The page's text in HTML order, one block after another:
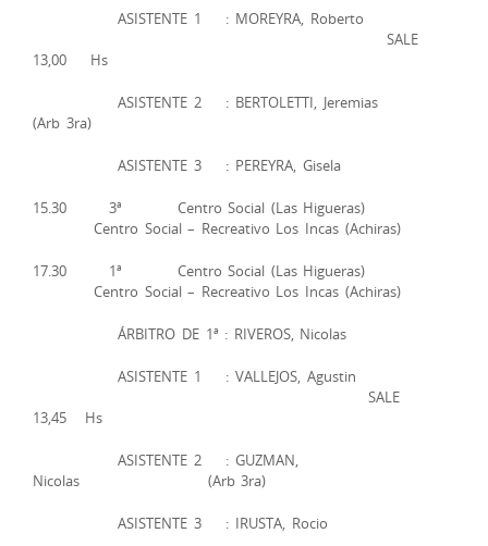
ASISTENTE 1 : MOREYRA, Roberto
SALE
13,00 Hs
ASISTENTE 2 : BERTOLETTI, Jeremias
(Arb 3ra)
ASISTENTE 3 : PEREYRA, Gisela
15.30 3ª Centro Social (Las Higueras)
Centro Social – Recreativo Los Incas (Achiras)
17.30 1ª Centro Social (Las Higueras)
Centro Social – Recreativo Los Incas (Achiras)
ÁRBITRO DE 1ª : RIVEROS, Nicolas
ASISTENTE 1 : VALLEJOS, Agustin
SALE
13,45 Hs
ASISTENTE 2 : GUZMAN,
Nicolas (Arb 3ra)
ASISTENTE 3 : IRUSTA, Rocio